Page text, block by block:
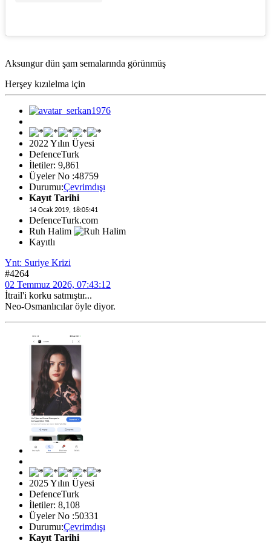
Aksungur dün şam semalarında görünmüş
Herşey kızılelma için
2022 Yılın Üyesi
DefenceTurk
İletiler: 9,861
Üyeler No :48759
Durumu:Çevrimdışı
Kayıt Tarihi
14 Ocak 2019, 18:05:41
DefenceTurk.com
Ruh Halim
Kayıtlı
Ynt: Suriye Krizi
#4264
02 Temmuz 2026, 07:43:12
İtrail'i korku satmıştır...
Neo-Osmanlıcılar öyle diyor.
2025 Yılın Üyesi
DefenceTurk
İletiler: 8,108
Üyeler No :50331
Durumu:Çevrimdışı
Kayıt Tarihi